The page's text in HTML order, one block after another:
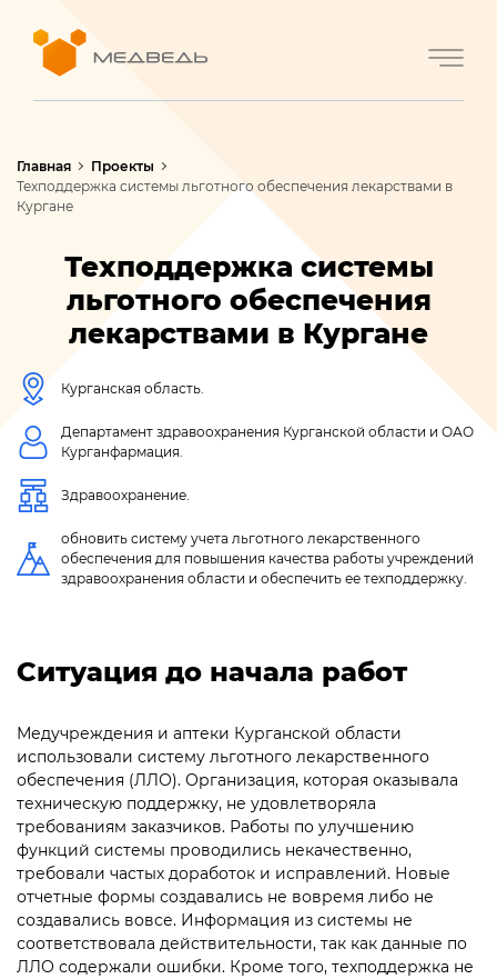
Главная
Проекты
Техподдержка системы льготного обеспечения лекарствами в
Кургане
Техподдержка системы
льготного обеспечения
лекарствами в Кургане
Курганская область.
Департамент здравоохранения Курганской области и ОАО
Курганфармация.
Здравоохранение.
обновить систему учета льготного лекарственного
обеспечения для повышения качества работы учреждений
здравоохранения области и обеспечить ее техподдержку.
Ситуация до начала работ
Медучреждения и аптеки Курганской области
использовали систему льготного лекарственного
обеспечения (ЛЛО). Организация, которая оказывала
техническую поддержку, не удовлетворяла
требованиям заказчиков. Работы по улучшению
функций системы проводились некачественно,
требовали частых доработок и исправлений. Новые
отчетные формы создавались не вовремя либо не
создавались вовсе. Информация из системы не
соответствовала действительности, так как данные по
ЛЛО содержали ошибки. Кроме того, техподдержка не